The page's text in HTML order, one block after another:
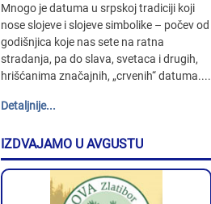
Mnogo je datuma u srpskoj tradiciji koji
nose slojeve i slojeve simbolike – počev od
godišnjica koje nas sete na ratna
stradanja, pa do slava, svetaca i drugih,
hrišćanima značajnih, „crvenih“ datuma....
Detaljnije...
IZDVAJAMO U AVGUSTU